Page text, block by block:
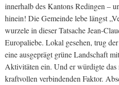
innerhalb des Kantons Redingen –
hinein! Die Gemeinde lebe längst
wurzele in dieser Tatsache Jean-
Europaliebe. Lokal gesehen, trug
eine ausgeprägt grüne Landschaft
Aktivitäten ein. Und er würdigte das
kraftvollen verbindenden Faktor.